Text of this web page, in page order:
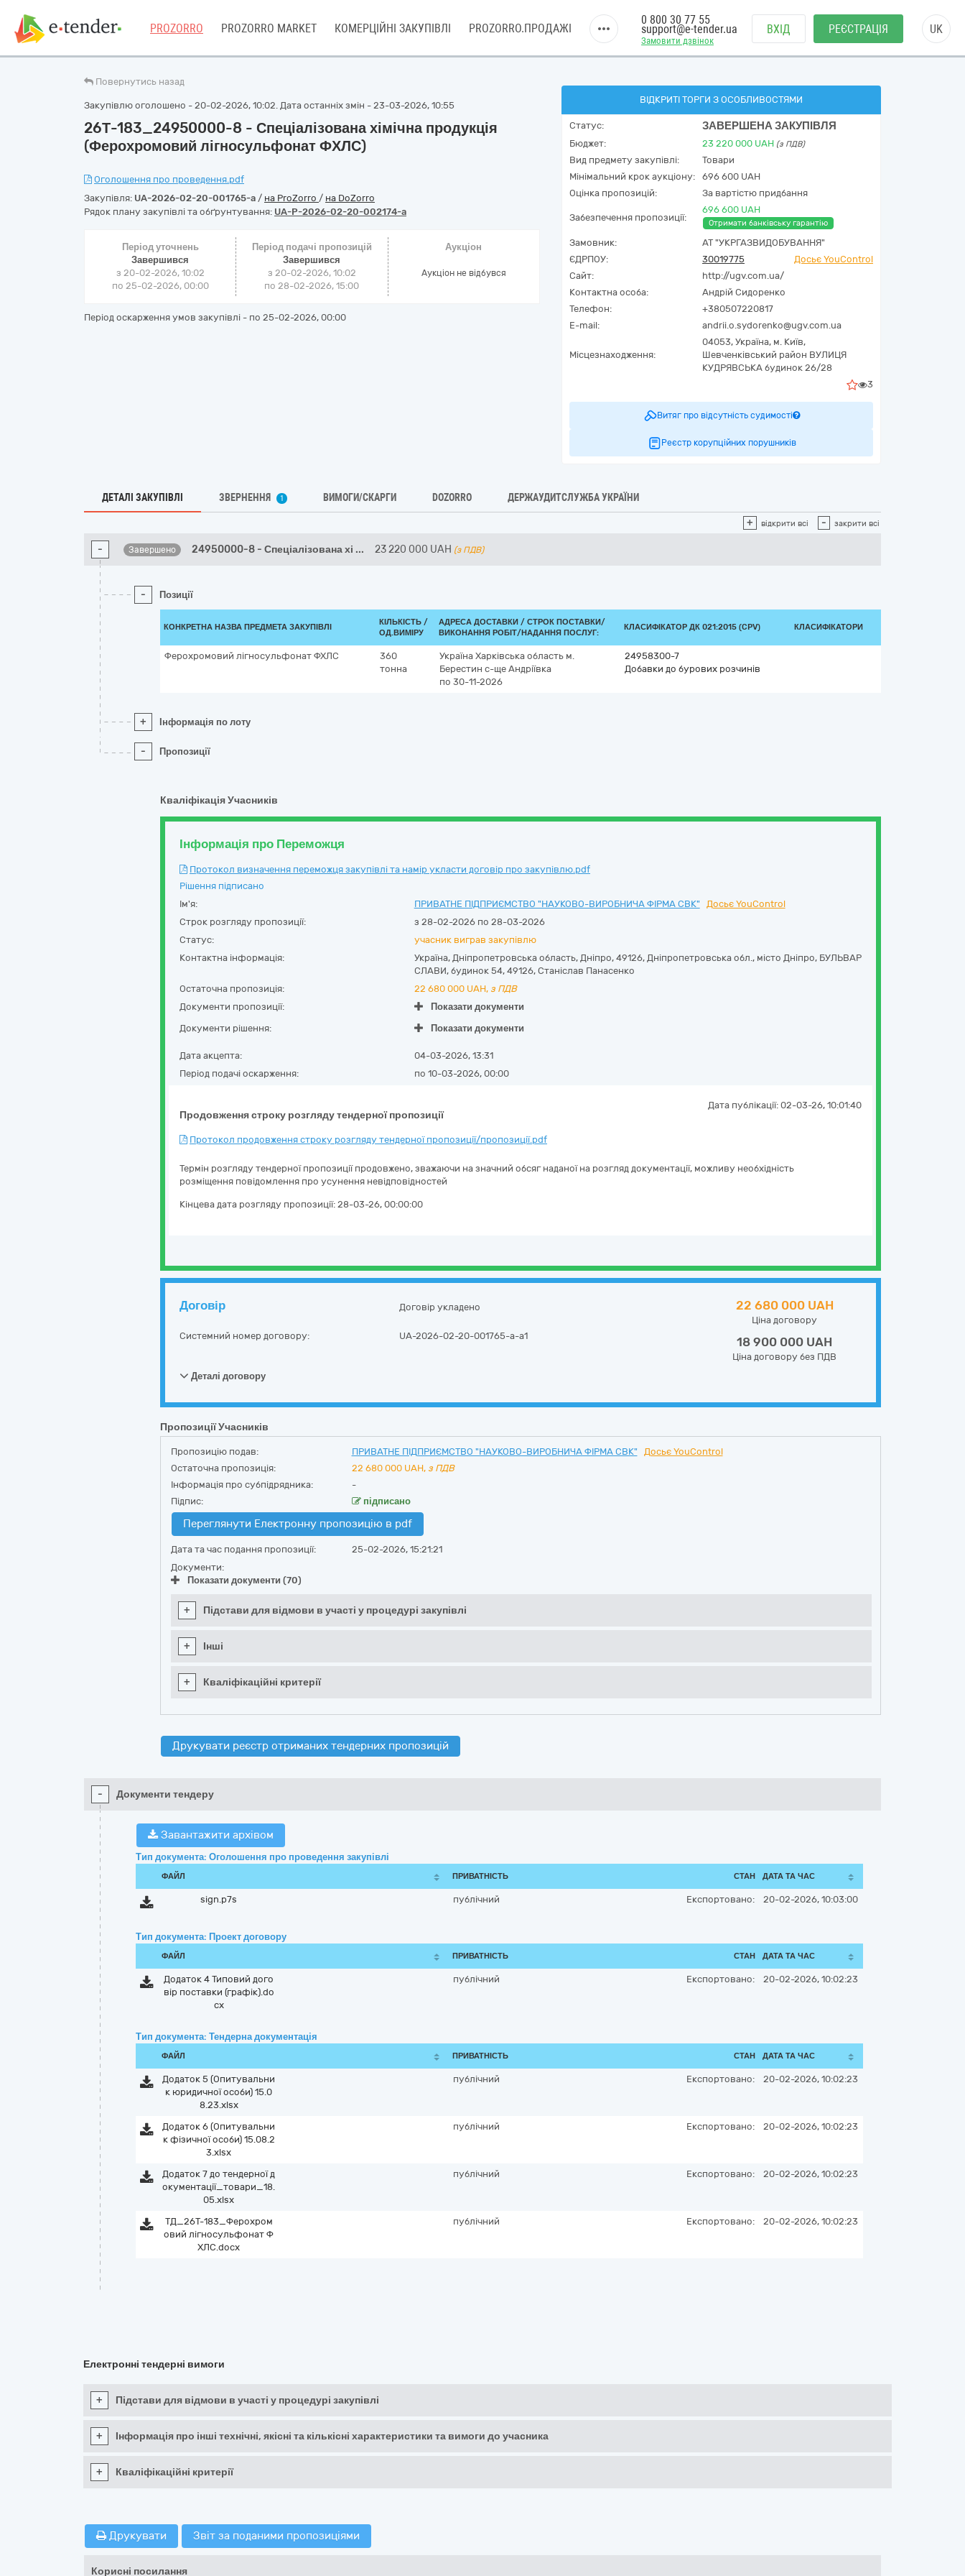
PROZORRO PROZORRO MARKET КОМЕРЦІЙНІ ЗАКУПІВЛІ PROZORRO.ПРОДАЖІ
Замовити дзвінок
0 800 30 77 55
support@e-tender.ua ВХІД РЕЄСТРАЦІЯ UK
Повернутись назад
Закупівлю оголошено - 20-02-2026, 10:02. Дата останніх змін - 23-03-2026, 10:55
26Т-183_24950000-8 - Спеціалізована хімічна продукція
(Ферохромовий лігносульфонат ФХЛС)
Оголошення про проведення.pdf
Закупівля: UA-2026-02-20-001765-a / на ProZorro / на DoZorro
Рядок плану закупівлі та обґрунтування: UA-P-2026-02-20-002174-a
Період уточнень
Завершився
з 20-02-2026, 10:02
по 25-02-2026, 00:00
Період подачі пропозицій
Завершився
з 20-02-2026, 10:02
по 28-02-2026, 15:00
Аукціон
Аукціон не відбувся
Період оскарження умов закупівлі - по 25-02-2026, 00:00
ВІДКРИТІ ТОРГИ З ОСОБЛИВОСТЯМИ
Статус: ЗАВЕРШЕНА ЗАКУПІВЛЯ
Бюджет: 23 220 000 UAH (з ПДВ)
Вид предмету закупівлі:
Товари
Мінімальний крок аукціону:
696 600 UAH
Оцінка пропозицій:
За вартістю придбання
Забезпечення пропозиції:
696 600 UAH
Отримати банківську гарантію
Замовник:
АТ "УКРГАЗВИДОБУВАННЯ"
ЄДРПОУ:
30019775
Досьє YouControl
Сайт:
http://ugv.com.ua/
Контактна особа:
Андрій Сидоренко
Телефон:
+380507220817
E-mail:
andrii.o.sydorenko@ugv.com.ua
Місцезнаходження:
04053, Україна, м. Київ,
Шевченківський район ВУЛИЦЯ
КУДРЯВСЬКА будинок 26/28
3
Витяг про відсутність судимості
Реєстр корупційних порушників
ДЕТАЛІ ЗАКУПІВЛІ ЗВЕРНЕННЯ 1 ВИМОГИ/СКАРГИ DOZORRO ДЕРЖАУДИТСЛУЖБА УКРАЇНИ
+ відкрити всі - закрити всі
- Завершено 24950000-8 - Спеціалізована хі ... 23 220 000 UAH (з ПДВ)
- Позиції
КОНКРЕТНА НАЗВА ПРЕДМЕТА ЗАКУПІВЛІ
КІЛЬКІСТЬ /
ОД.ВИМІРУ
АДРЕСА ДОСТАВКИ / СТРОК ПОСТАВКИ/
ВИКОНАННЯ РОБІТ/НАДАННЯ ПОСЛУГ:
КЛАСИФІКАТОР ДК 021:2015 (CPV) КЛАСИФІКАТОРИ
Ферохромовий лігносульфонат ФХЛС
360
тонна
Україна Харківська область м.
Берестин с-ще Андріївка
по 30-11-2026
24958300-7
Добавки до бурових розчинів
+ Інформація по лоту
- Пропозиції
Кваліфікація Учасників
Інформація про Переможця
Протокол визначення переможця закупівлі та намір укласти договір про закупівлю.pdf
Рішення підписано
Ім'я:
ПРИВАТНЕ ПІДПРИЄМСТВО "НАУКОВО-ВИРОБНИЧА ФІРМА СВК"
Досьє YouControl
Строк розгляду пропозиції:
з 28-02-2026 по 28-03-2026
Статус:
учасник виграв закупівлю
Контактна інформація:
Україна, Дніпропетровська область, Дніпро, 49126, Дніпропетровська обл., місто Дніпро, БУЛЬВАР
СЛАВИ, будинок 54, 49126, Станіслав Панасенко
Остаточна пропозиція:
22 680 000 UAH, з ПДВ
Документи пропозиції:
Показати документи
Документи рішення:
Показати документи
Дата акцепта:
04-03-2026, 13:31
Період подачі оскарження:
по 10-03-2026, 00:00
Продовження строку розгляду тендерної пропозиції
Дата публікації: 02-03-26, 10:01:40
Протокол продовження строку розгляду тендерної пропозиції/пропозиції.pdf
Термін розгляду тендерної пропозиції продовжено, зважаючи на значний обсяг наданої на розгляд документації, можливу необхідність
розміщення повідомлення про усунення невідповідностей
Кінцева дата розгляду пропозиції: 28-03-26, 00:00:00
Договір Договір укладено
Системний номер договору: UA-2026-02-20-001765-a-a1
22 680 000 UAH
Ціна договору
18 900 000 UAH
Ціна договору без ПДВ
Деталі договору
Пропозиції Учасників
Пропозицію подав: ПРИВАТНЕ ПІДПРИЄМСТВО "НАУКОВО-ВИРОБНИЧА ФІРМА СВК"
Досьє YouControl
Остаточна пропозиція:
22 680 000 UAH, з ПДВ
Інформація про субпідрядника:
-
Підпис:
підписано
Переглянути Електронну пропозицію в pdf
Дата та час подання пропозиції:
25-02-2026, 15:21:21
Документи:
Показати документи (70)
+ Підстави для відмови в участі у процедурі закупівлі
+ Інші
+ Кваліфікаційні критерії
Друкувати реєстр отриманих тендерних пропозицій
- Документи тендеру
Завантажити архівом
Тип документа: Оголошення про проведення закупівлі
ФАЙЛ ПРИВАТНІСТЬ СТАН ДАТА ТА ЧАС
sign.p7s публічний Експортовано: 20-02-2026, 10:03:00
Тип документа: Проект договору
ФАЙЛ ПРИВАТНІСТЬ СТАН ДАТА ТА ЧАС
Додаток 4 Типовий дого
вір поставки (графік).do
cx
публічний Експортовано: 20-02-2026, 10:02:23
Тип документа: Тендерна документація
ФАЙЛ ПРИВАТНІСТЬ СТАН ДАТА ТА ЧАС
Додаток 5 (Опитувальни
к юридичної особи) 15.0
8.23.xlsx
публічний Експортовано: 20-02-2026, 10:02:23
Додаток 6 (Опитувальни
к фізичної особи) 15.08.2
3.xlsx
публічний Експортовано: 20-02-2026, 10:02:23
Додаток 7 до тендерної д
окументації_товари_18.
05.xlsx
публічний Експортовано: 20-02-2026, 10:02:23
ТД_26Т-183_Ферохром
овий лігносульфонат Ф
ХЛС.docx
публічний Експортовано: 20-02-2026, 10:02:23
Електронні тендерні вимоги
+ Підстави для відмови в участі у процедурі закупівлі
+ Інформація про інші технічні, якісні та кількісні характеристики та вимоги до учасника
+ Кваліфікаційні критерії
Друкувати Звіт за поданими пропозиціями
Корисні посилання